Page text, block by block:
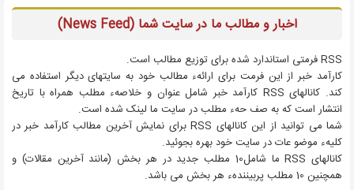
پرشدگی سدها به 58درصد رسید
چگونه به «کیف پول ایران» وصل شویم؟
برنج چند؟
زمانبندی شارژ کالابرگ تغییر کرد
انتقال تورم خودرو به بازار خدمات
90 میلیون کیف پول برای ایرانی ها ساخته شد
روز سبز بورس
معمای قیمت سکه امامی و بهار آزادی در دادگاه خانواده
اخبار و مطالب ما در سايت شما (News Feed)
RSS فرمتی استاندارد شده برای توزيع مطالب است.
کارآمد خبر از اين فرمت برای ارائهء مطالب خود به سايتهای ديگر استفاده می
کند. کانالهای RSS کارآمد خبر شامل عنوان و خلاصهء مطلب همراه با تاريخ
انتشار است که به صف حهء مطلب در سايت ما لينک شده است.
شما می توانيد از اين کانالهای RSS برای نمايش آخرين مطالب کارآمد خبر در
کليهء موضو عات در سايت خود بهره بجوئيد.
کانالهای RSS ما شامل10 مطلب جديد در هر بخش (مانند آخرين مقالات) و
همچنين 10 مطلب پربينندهء هر بخش می باشد.